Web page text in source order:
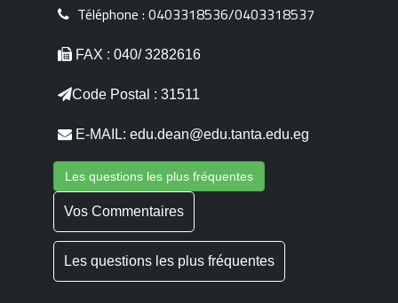
Téléphone :0403318536/0403318537
FAX : 040/ 3282616
Code Postal : 31511
E-MAIL: edu.dean@edu.tanta.edu.eg
Les questions les plus fréquentes
Vos Commentaires
Les questions les plus fréquentes